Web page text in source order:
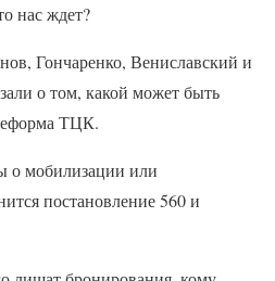
нас ждет?
Гончаренко, Вениславский и
о том, какой может быть
ТЦК.
о мобилизации или
постановление 560 и